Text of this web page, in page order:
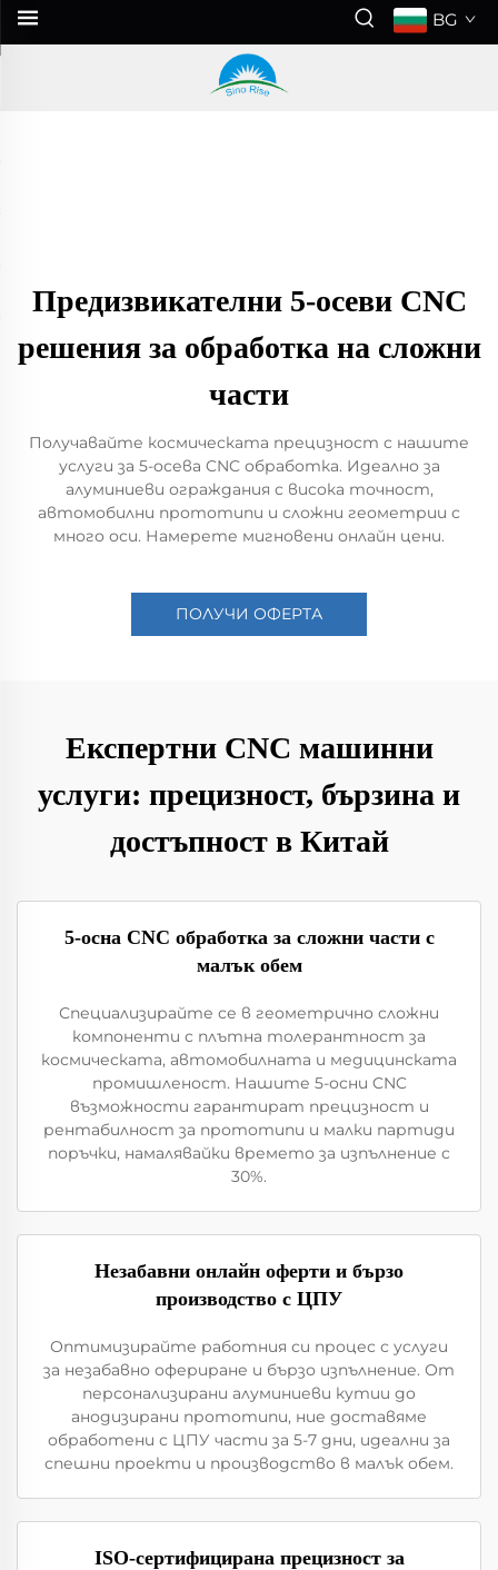
BG
Предизвикателни 5-осеви CNC
решения за обработка на сложни
части
Получавайте космическата прецизност с нашите
услуги за 5-осева CNC обработка. Идеално за
алуминиеви ограждания с висока точност,
автомобилни прототипи и сложни геометрии с
много оси. Намерете мигновени онлайн цени.
ПОЛУЧИ ОФЕРТА
Експертни CNC машинни
услуги: прецизност, бързина и
достъпност в Китай
5-осна CNC обработка за сложни части с
малък обем
Специализирайте се в геометрично сложни
компоненти с плътна толерантност за
космическата, автомобилната и медицинската
промишленост. Нашите 5-осни CNC
възможности гарантират прецизност и
рентабилност за прототипи и малки партиди
поръчки, намалявайки времето за изпълнение с
30%.
Незабавни онлайн оферти и бързо
производство с ЦПУ
Оптимизирайте работния си процес с услуги
за незабавно офериране и бързо изпълнение. От
персонализирани алуминиеви кутии до
анодизирани прототипи, ние доставяме
обработени с ЦПУ части за 5-7 дни, идеални за
спешни проекти и производство в малък обем.
ISO-сертифицирана прецизност за